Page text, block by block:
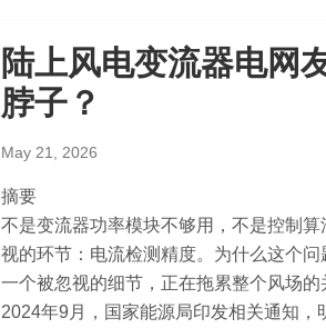
陆上风电变流器电网
脖子？
May 21, 2026
摘要
不是变流器功率模块不够用，不是控制
视的环节：电流检测精度。为什么这个
一个被忽视的细节，正在拖累整个风场的
2024年9月，国家能源局印发相关通知